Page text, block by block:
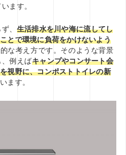
ます。
、 生活排水を川や海に流してし
とで環境に負荷をかけないよう
な考え方です。そのような背景
例えばキャンプやコンサート会
視野に、コンポストトイレの新
ます。